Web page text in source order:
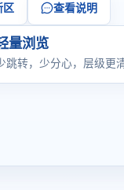
区 查看说明
量浏览
跳转，少分心，层级更